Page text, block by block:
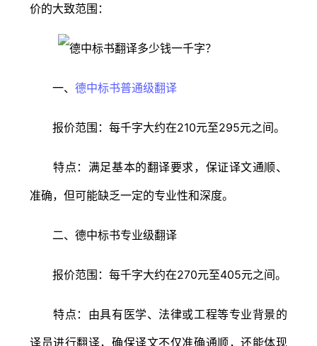
价的大致范围：
一、 德中标书普通级翻译
报价范围：每千字大约在210元至295元之间。
特点：满足基本的翻译要求，保证译文通顺、
准确，但可能缺乏一定的专业性和深度。
二、德中标书专业级翻译
报价范围：每千字大约在270元至405元之间。
特点：由具有医学、法律或工程等专业背景的
译员进行翻译，确保译文不仅准确通顺，还能体现